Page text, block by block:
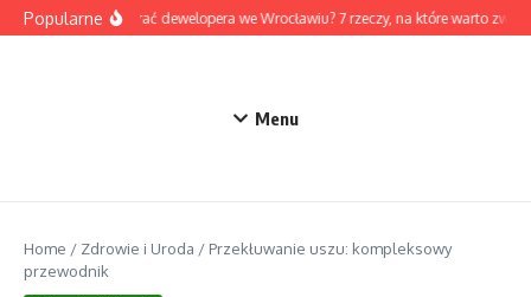
Przejdź do treści
PopularneJak wybrać dewelopera we Wrocławiu? 7 rzeczy, na które warto
Menu
Home / Zdrowie i Uroda / Przekłuwanie uszu: kompleksowy
przewodnik